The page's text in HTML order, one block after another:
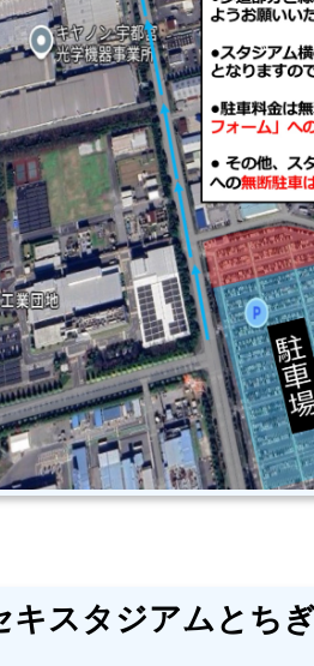
キスタジアムとち